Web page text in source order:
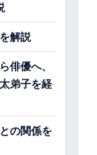
解説
俳優へ、
弟子を経
の関係を